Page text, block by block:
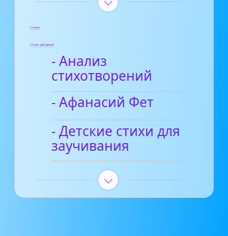
Статьи
Стихи для детей
- Анализ
стихотворений
- Афанасий Фет
- Детские стихи для
заучивания